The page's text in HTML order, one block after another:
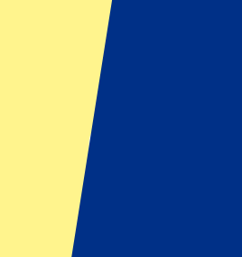
Footer menu
Grands clubs
Liverpool
Manchester United
Manchester City
FC Barcelona
Real Madrid
Napoli
AC Milan